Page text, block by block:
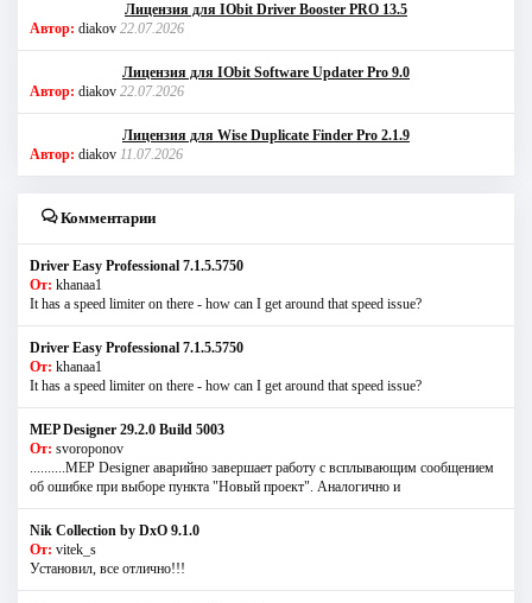
Лицензия для IObit Driver Booster PRO 13.5
Автор: diakov 22.07.2026
Лицензия для IObit Software Updater Pro 9.0
Автор: diakov 22.07.2026
Лицензия для Wise Duplicate Finder Pro 2.1.9
Автор: diakov 11.07.2026
Комментарии
Driver Easy Professional 7.1.5.5750
От: khanaa1
It has a speed limiter on there - how can I get around that speed issue?
Driver Easy Professional 7.1.5.5750
От: khanaa1
It has a speed limiter on there - how can I get around that speed issue?
MEP Designer 29.2.0 Build 5003
От: svoroponov
..........MEP Designer аварийно завершает работу с всплывающим сообщением
об ошибке при выборе пункта "Новый проект". Аналогично и
Nik Collection by DxO 9.1.0
От: vitek_s
Установил, все отлично!!!